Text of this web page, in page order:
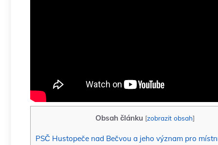
Obsah článku [zobrazit obsah]
PSČ Hustopeče nad Bečvou a jeho význam pro